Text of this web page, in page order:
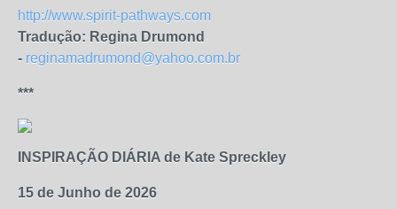
http://www.spirit-pathways.com
Tradução: Regina Drumond
- reginamadrumond@yahoo.com.br
***
INSPIRAÇÃO DIÁRIA de Kate Spreckley
15 de Junho de 2026